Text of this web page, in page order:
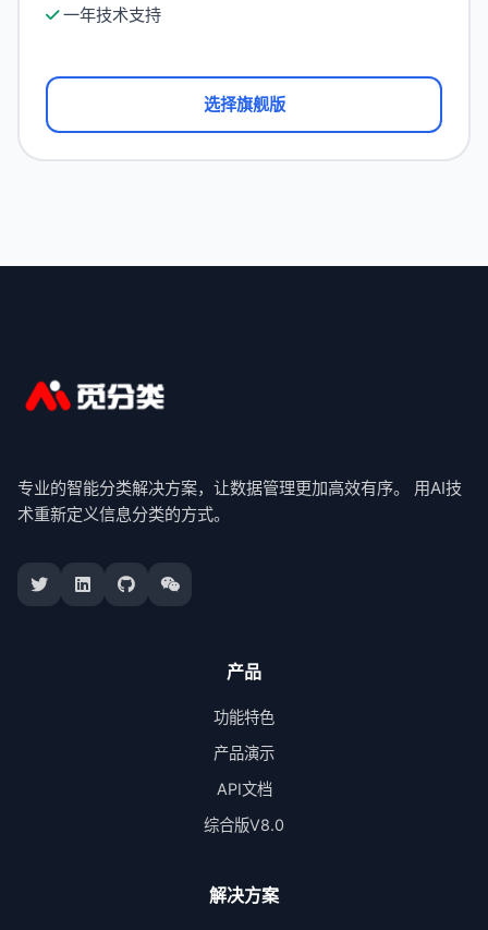
一年技术支持
选择旗舰版
专业的智能分类解决方案，让数据管理更加高效有序。 用AI技
术重新定义信息分类的方式。
产品
功能特色
产品演示
API文档
综合版V8.0
解决方案